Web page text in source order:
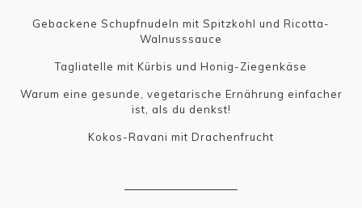
Gebackene Schupfnudeln mit Spitzkohl und Ricotta-
Walnusssauce
Tagliatelle mit Kürbis und Honig-Ziegenkäse
Warum eine gesunde, vegetarische Ernährung einfacher
ist, als du denkst!
Kokos-Ravani mit Drachenfrucht